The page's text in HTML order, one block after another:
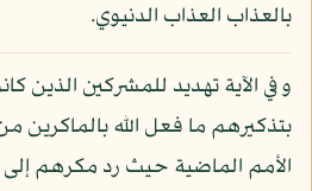
بالعذاب العذاب الدنيوي.
و في الآية تهديد للمشركين الذين
بتذكيرهم ما فعل الله
الأمم الماضية حيث رد مكرهم